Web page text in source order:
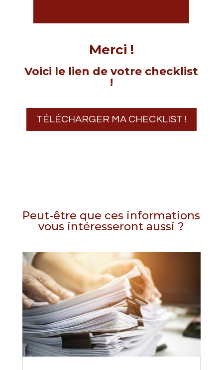
Merci !
Voici le lien de votre checklist
!
TÉLÉCHARGER MA CHECKLIST !
Peut-être que ces informations
vous intéresseront aussi ?